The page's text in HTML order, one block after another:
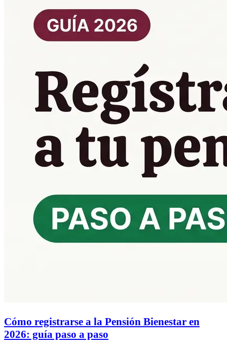
Cómo registrarse a la Pensión Bienestar en
2026: guía paso a paso